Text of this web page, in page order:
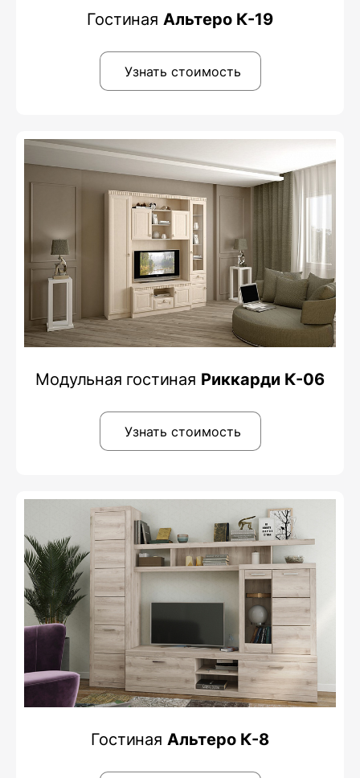
Гостиная Альтеро К-19
Узнать стоимость
Модульная гостиная Риккарди К-06
Узнать стоимость
Гостиная Альтеро К-8